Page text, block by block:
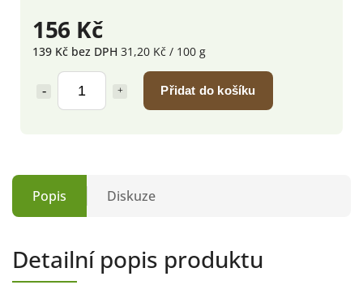
156 Kč
139 Kč bez DPH 31,20 Kč / 100 g
Přidat do košíku
Popis Diskuze
Detailní popis produktu